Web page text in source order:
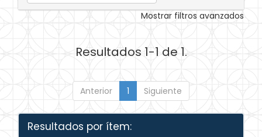
Mostrar filtros avanzados
Resultados 1-1 de 1.
Anterior 1 Siguiente
Resultados por ítem: